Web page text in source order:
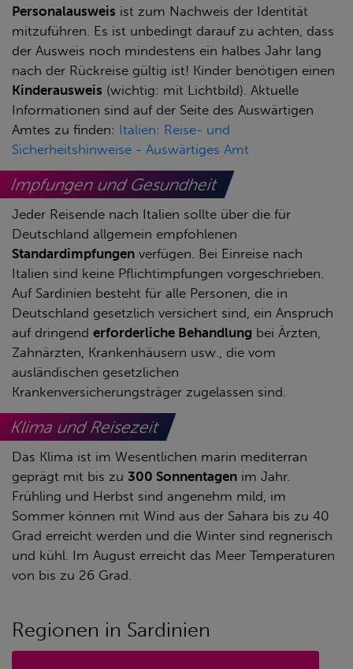
Personalausweis ist zum Nachweis der Identität
mitzuführen. Es ist unbedingt darauf zu achten, dass
der Ausweis noch mindestens ein halbes Jahr lang
nach der Rückreise gültig ist! Kinder benötigen einen
Kinderausweis (wichtig: mit Lichtbild). Aktuelle
Informationen sind auf der Seite des Auswärtigen
Amtes zu finden: Italien: Reise- und
Sicherheitshinweise - Auswärtiges Amt
Impfungen und Gesundheit
Jeder Reisende nach Italien sollte über die für
Deutschland allgemein empfohlenen
Standardimpfungen verfügen. Bei Einreise nach
Italien sind keine Pflichtimpfungen vorgeschrieben.
Auf Sardinien besteht für alle Personen, die in
Deutschland gesetzlich versichert sind, ein Anspruch
auf dringend erforderliche Behandlung bei Ärzten,
Zahnärzten, Krankenhäusern usw., die vom
ausländischen gesetzlichen
Krankenversicherungsträger zugelassen sind.
Klima und Reisezeit
Das Klima ist im Wesentlichen marin mediterran
geprägt mit bis zu 300 Sonnentagen im Jahr.
Frühling und Herbst sind angenehm mild, im
Sommer können mit Wind aus der Sahara bis zu 40
Grad erreicht werden und die Winter sind regnerisch
und kühl. Im August erreicht das Meer Temperaturen
von bis zu 26 Grad.
Regionen in Sardinien